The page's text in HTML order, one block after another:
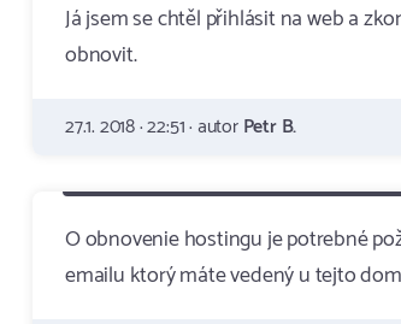
Já jsem se chtěl přihlásit na web a
obnovit.
27.1. 2018 · 22:51 · autorPetr B.
O obnovenie hostingu je potrebné
emailu ktorý máte vedený u tejto